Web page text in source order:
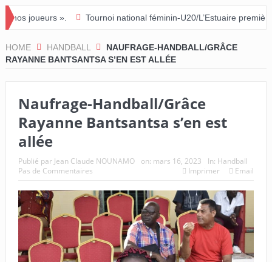
Tournoi national féminin-U20/L’Estuaire première équipe qualifiée
HOME HANDBALL
NAUFRAGE-HANDBALL/GRÂCE
RAYANNE BANTSANTSA S’EN EST ALLÉE
Naufrage-Handball/Grâce
Rayanne Bantsantsa s’en est
allée
Publié par Jean Claude NOUNAMO on: mars 16, 2023 In: Handball
Pas de Commentaires
Imprimer Email